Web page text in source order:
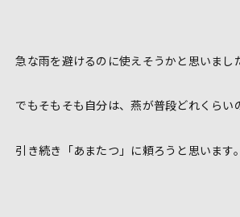
急な雨を避けるのに使えそうかと思いまし
でもそもそも自分は、燕が普段どれくら
引き続き「あまたつ」に頼ろうと思います。